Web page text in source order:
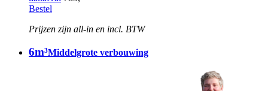
Bestel
Prijzen zijn all-in en incl. BTW
6m³Middelgrote verbouwing